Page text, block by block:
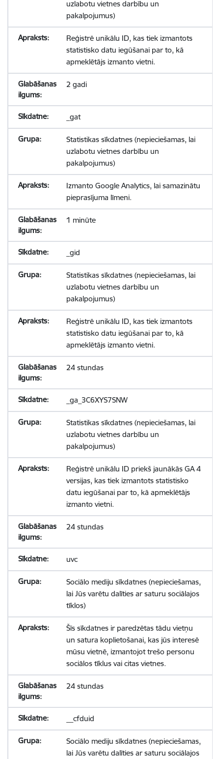
uzlabotu vietnes darbību un
pakalpojumus)
Reģistrē unikālu ID, kas tiek izmantots
statistisko datu iegūšanai par to, kā
apmeklētājs izmanto vietni.
2 gadi
_gat
Statistikas sīkdatnes (nepieciešamas, lai
uzlabotu vietnes darbību un
pakalpojumus)
Izmanto Google Analytics, lai samazinātu
pieprasījuma līmeni.
1 minūte
_gid
Statistikas sīkdatnes (nepieciešamas, lai
uzlabotu vietnes darbību un
pakalpojumus)
Reģistrē unikālu ID, kas tiek izmantots
statistisko datu iegūšanai par to, kā
apmeklētājs izmanto vietni.
24 stundas
_ga_3C6XYS7SNW
Statistikas sīkdatnes (nepieciešamas, lai
uzlabotu vietnes darbību un
pakalpojumus)
Reģistrē unikālu ID priekš jaunākās GA 4
versijas, kas tiek izmantots statistisko
datu iegūšanai par to, kā apmeklētājs
izmanto vietni.
24 stundas
uvc
Sociālo mediju sīkdatnes (nepieciešamas,
lai Jūs varētu dalīties ar saturu sociālajos
tīklos)
Šīs sīkdatnes ir paredzētas tādu vietņu
un satura koplietošanai, kas jūs interesē
mūsu vietnē, izmantojot trešo personu
sociālos tīklus vai citas vietnes.
24 stundas
__cfduid
Sociālo mediju sīkdatnes (nepieciešamas,
lai Jūs varētu dalīties ar saturu sociālajos